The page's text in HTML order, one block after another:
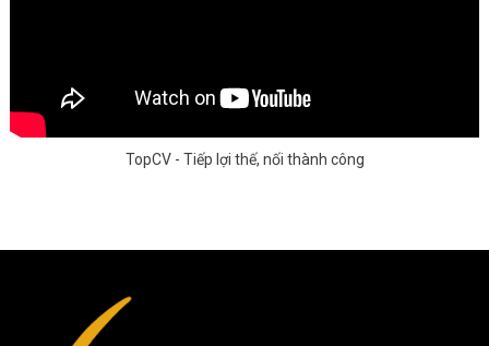
TopCV - Tiếp lợi thế, nối thành công